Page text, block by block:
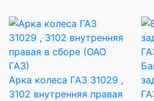
Арка колеса ГАЗ 31029 ,
3102 внутренняя правая